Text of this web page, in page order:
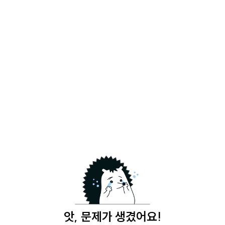
앗, 문제가 생겼어요!